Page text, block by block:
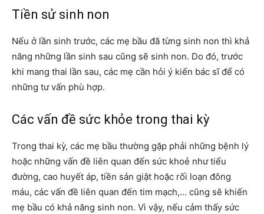
Tiền sử sinh non
Nếu ở lần sinh trước, các mẹ bầu đã từng sinh non thì khả
năng những lần sinh sau cũng sẽ sinh non. Do đó, trước
khi mang thai lần sau, các mẹ cần hỏi ý kiến bác sĩ để có
những tư vấn phù hợp.
Các vấn đề sức khỏe trong thai kỳ
Trong thai kỳ, các mẹ bầu thường gặp phải những bệnh lý
hoặc những vấn đề liên quan đến sức khoẻ như tiểu
đường, cao huyết áp, tiền sản giật hoặc rối loạn đông
máu, các vấn đề liên quan đến tim mạch,… cũng sẽ khiến
mẹ bầu có khả năng sinh non. Vì vậy, nếu cảm thấy sức